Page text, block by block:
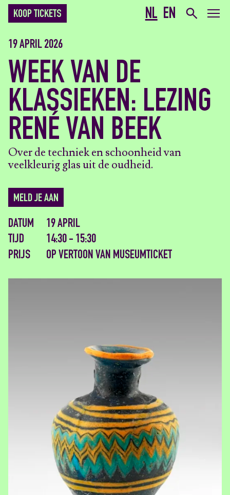
NL EN
KOOP TICKETS
19 APRIL 2026
WEEK VAN DE
KLASSIEKEN: LEZING
RENÉ VAN BEEK
Over de techniek en schoonheid van
veelkleurig glas uit de oudheid.
MELD JE AAN
DATUM
19 APRIL
TIJD
14:30 - 15:30
PRIJS
OP VERTOON VAN MUSEUMTICKET